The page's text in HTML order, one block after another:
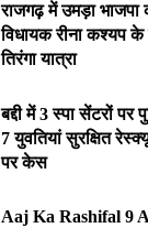
राजगढ़ में उमड़ा भाजपा
विधायक रीना कश्यप
तिरंगा यात्रा
बद्दी में 3 स्पा सेंटरों पर
7 युवतियां सुरक्षित
पर केस
Aaj Ka Rashifal 9